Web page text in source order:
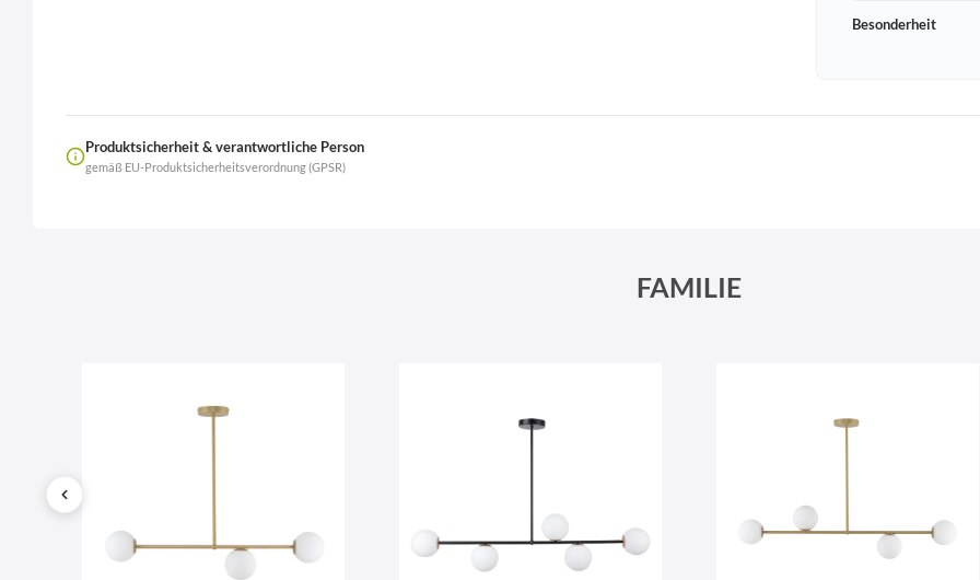
Besonderheit
Produktsicherheit & verantwortliche Person
gemäß EU-Produktsicherheitsverordnung (GPSR)
FAMILIE